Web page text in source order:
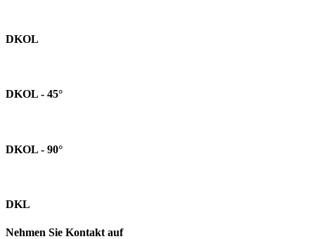
DKOL
DKOL - 45°
DKOL - 90°
DKL
Nehmen Sie Kontakt auf